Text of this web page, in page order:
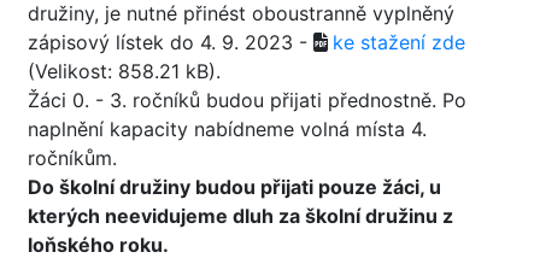
družiny, je nutné přinést oboustranně vyplněný
zápisový lístek do 4. 9. 2023 -
ke stažení zde
(Velikost: 858.21 kB).
Žáci 0. - 3. ročníků budou přijati přednostně. Po
naplnění kapacity nabídneme volná místa 4.
ročníkům.
Do školní družiny budou přijati pouze žáci, u
kterých neevidujeme dluh za školní družinu z
loňského roku.